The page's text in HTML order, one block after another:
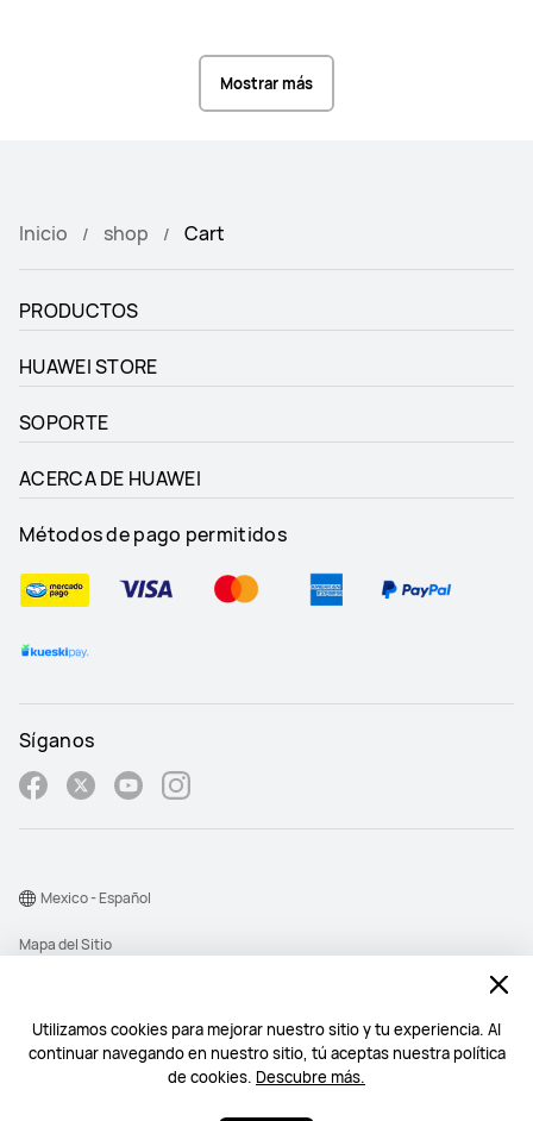
Utilizamos cookies para mejorar nuestro sitio y tu experiencia. Al
continuar navegando en nuestro sitio, tú aceptas nuestra política
de cookies. Descubre más.
Mostrar más
Inicio shop Cart
PRODUCTOS
HUAWEI STORE
SOPORTE
ACERCA DE HUAWEI
Métodos de pago permitidos
Síganos
©2026 Huawei Device Co., Ltd. All rights reserved.
Mapa del Sitio
Declaración de privacidad
Mexico - Español